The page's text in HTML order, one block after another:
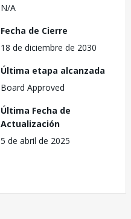
N/A
Fecha de Cierre
18 de diciembre de 2030
Última etapa alcanzada
Board Approved
Última Fecha de
Actualización
5 de abril de 2025